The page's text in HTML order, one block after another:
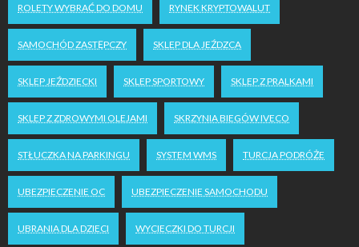
ROLETY WYBRAĆ DO DOMU RYNEK KRYPTOWALUT
SAMOCHÓD ZASTĘPCZY SKLEP DLA JEŹDZCA
SKLEP JEŹDZIECKI SKLEP SPORTOWY SKLEP Z PRALKAMI
SKLEP Z ZDROWYMI OLEJAMI SKRZYNIA BIEGÓW IVECO
STŁUCZKA NA PARKINGU SYSTEM WMS TURCJA PODRÓŻE
UBEZPIECZENIE OC UBEZPIECZENIE SAMOCHODU
UBRANIA DLA DZIECI WYCIECZKI DO TURCJI